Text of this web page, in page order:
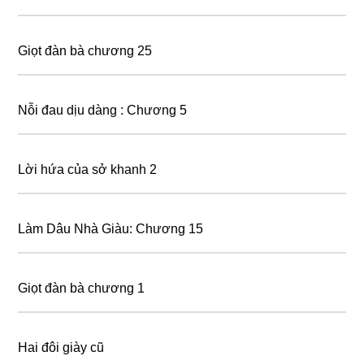
Giọt đàn bà chương 25
Nỗi đau dịu dàng : Chương 5
Lời hứa của sở khanh 2
Làm Dâu Nhà Giàu: Chương 15
Giọt đàn bà chương 1
Hai đôi giày cũ